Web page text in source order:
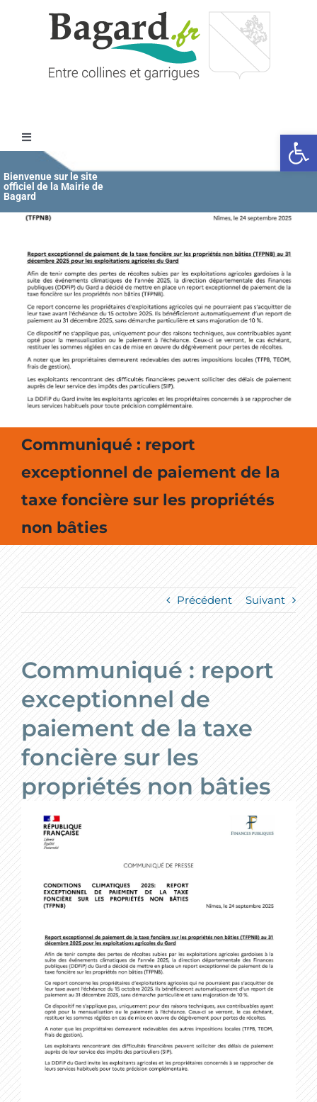
Ouvrir
Toggle
Navigation
Accueil
MAIRIE
ÉDUCATION / JEUNESSE
VIE COMMUNALE
MES SORTIES / MES LOISIRS
Bienvenue sur le site
officiel de la Mairie de
Bagard
Communiqué : report
exceptionnel de paiement de la
taxe foncière sur les propriétés
non bâties
Précédent Suivant
Communiqué : report
exceptionnel de
paiement de la taxe
foncière sur les
propriétés non bâties